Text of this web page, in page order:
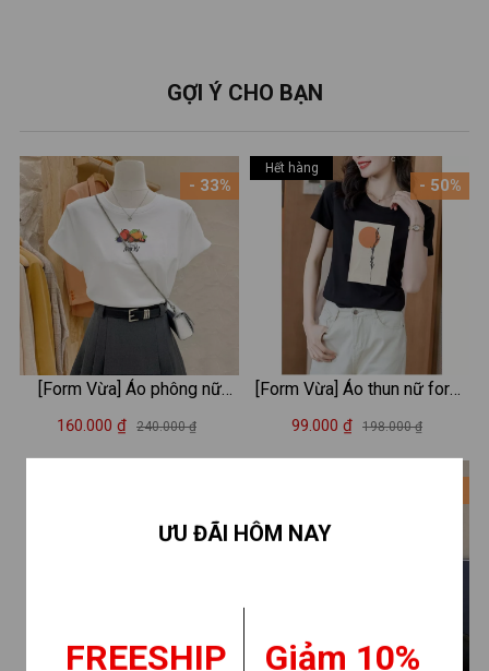
GỢI Ý CHO BẠN
- 33%
[Form Vừa] Áo phông nữ
LOZA màu trắng BST Hoa
160.000 ₫ 240.000 ₫
- 50%
Hết hàng
[Form Vừa] Áo thun nữ form
vừa in hình thời trang - Áo
99.000 ₫ 198.000 ₫
ƯU ĐÃI HÔM NAY
FREESHIP Giảm 10%